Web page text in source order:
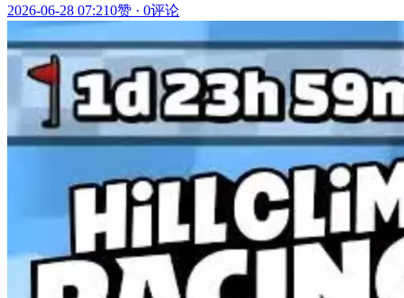
2026-06-28 07:210赞 · 0评论